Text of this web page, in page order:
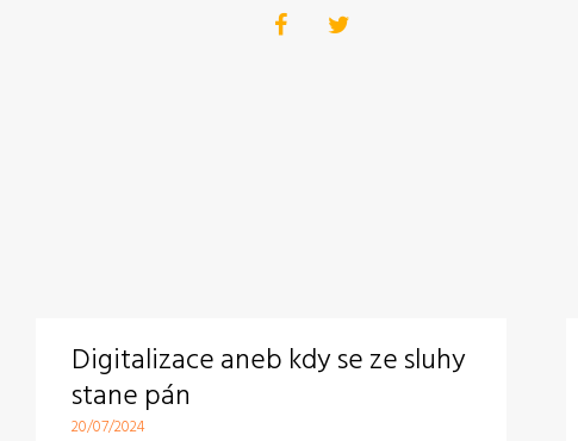
Digitalizace aneb kdy se ze sluhy
stane pán
20/07/2024